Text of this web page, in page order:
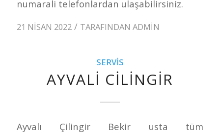
numarali telefonlardan ulaşabilirsiniz.
21 NISAN 2022 / TARAFINDAN ADMIN
SERVIS
AYVALI CILINGIR
Ayvalı Çilingir Bekir usta tüm